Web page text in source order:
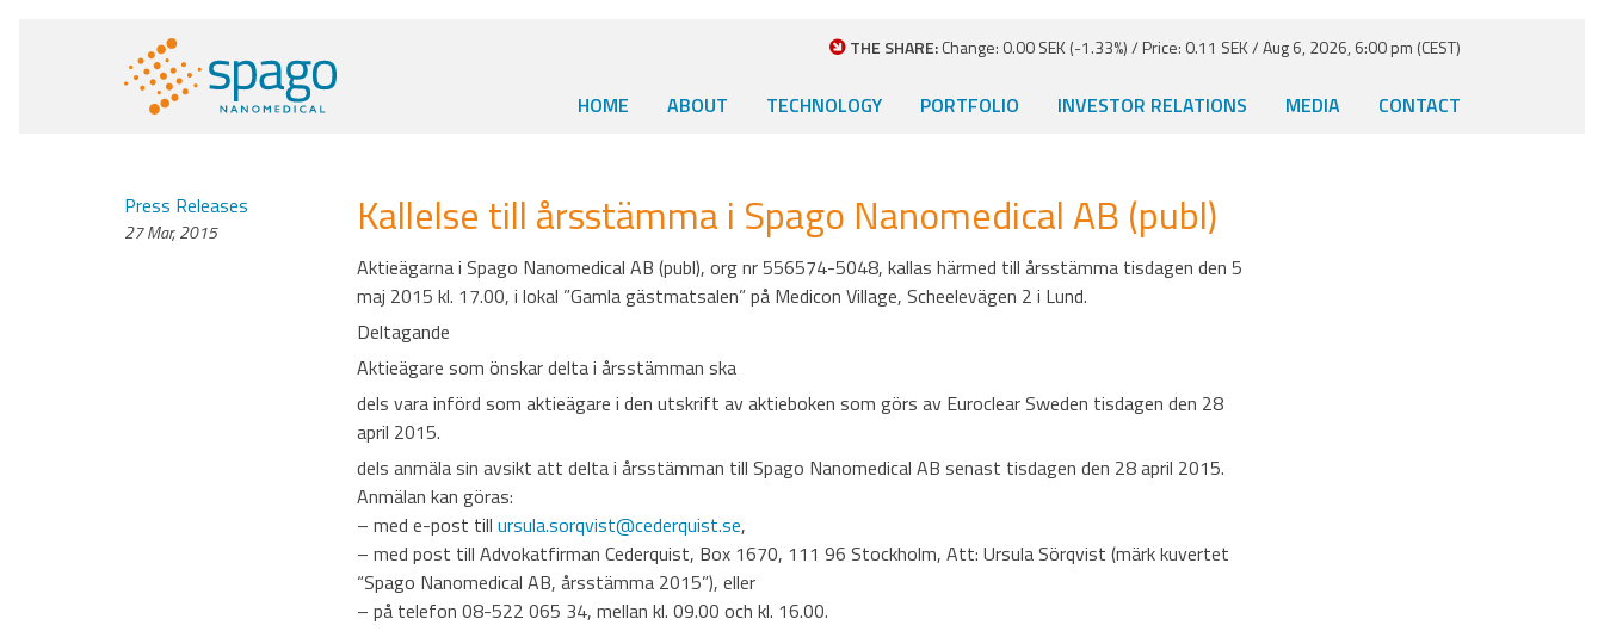
THE SHARE:Change: 0.00 SEK (-1.33%) / Price: 0.11 SEK / Aug 6, 2026, 6:00 pm (CEST)
HOME ABOUT TECHNOLOGY PORTFOLIO INVESTOR RELATIONS MEDIA CONTACT
Press Releases
27 Mar, 2015 Kallelse till årsstämma i Spago Nanomedical AB (publ)
Aktieägarna i Spago Nanomedical AB (publ), org nr 556574-5048, kallas härmed till årsstämma tisdagen den 5
maj 2015 kl. 17.00, i lokal ”Gamla gästmatsalen” på Medicon Village, Scheelevägen 2 i Lund.
Deltagande
Aktieägare som önskar delta i årsstämman ska
dels vara införd som aktieägare i den utskrift av aktieboken som görs av Euroclear Sweden tisdagen den 28
april 2015.
dels anmäla sin avsikt att delta i årsstämman till Spago Nanomedical AB senast tisdagen den 28 april 2015.
Anmälan kan göras:
– med e-post till ursula.sorqvist@cederquist.se,
– med post till Advokatfirman Cederquist, Box 1670, 111 96 Stockholm, Att: Ursula Sörqvist (märk kuvertet
“Spago Nanomedical AB, årsstämma 2015”), eller
– på telefon 08-522 065 34, mellan kl. 09.00 och kl. 16.00.